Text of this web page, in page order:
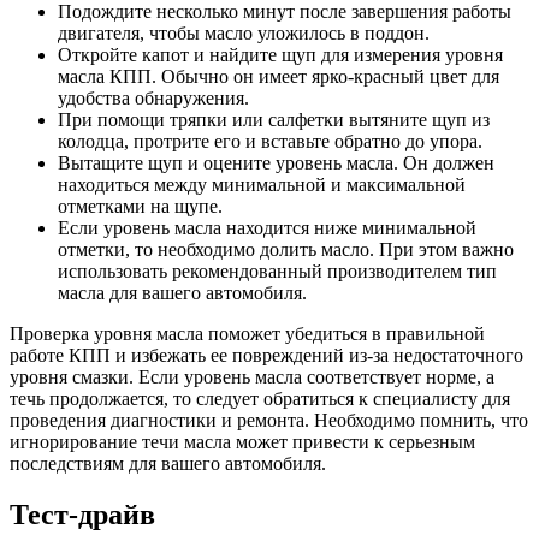
Подождите несколько минут после завершения работы
двигателя, чтобы масло уложилось в поддон.
Откройте капот и найдите щуп для измерения уровня
масла КПП. Обычно он имеет ярко-красный цвет для
удобства обнаружения.
При помощи тряпки или салфетки вытяните щуп из
колодца, протрите его и вставьте обратно до упора.
Вытащите щуп и оцените уровень масла. Он должен
находиться между минимальной и максимальной
отметками на щупе.
Если уровень масла находится ниже минимальной
отметки, то необходимо долить масло. При этом важно
использовать рекомендованный производителем тип
масла для вашего автомобиля.
Проверка уровня масла поможет убедиться в правильной
работе КПП и избежать ее повреждений из-за недостаточного
уровня смазки. Если уровень масла соответствует норме, а
течь продолжается, то следует обратиться к специалисту для
проведения диагностики и ремонта. Необходимо помнить, что
игнорирование течи масла может привести к серьезным
последствиям для вашего автомобиля.
Тест-драйв